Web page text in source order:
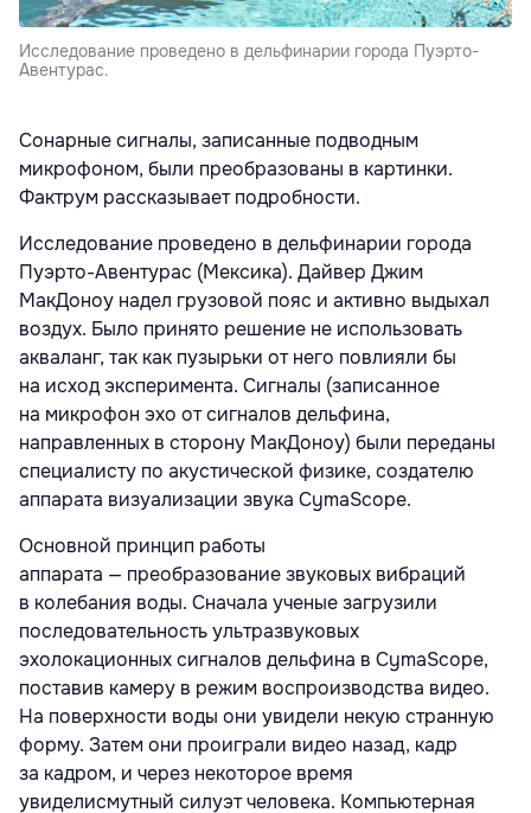
Исследование проведено в дельфинарии города Пуэрто-
Авентурас.
Сонарные сигналы, записанные подводным
микрофоном, были преобразованы в картинки.
Фактрум рассказывает подробности.
Исследование проведено в дельфинарии города
Пуэрто-Авентурас (Мексика). Дайвер Джим
МакДоноу надел грузовой пояс и активно выдыхал
воздух. Было принято решение не использовать
акваланг, так как пузырьки от него повлияли бы
на исход эксперимента. Сигналы (записанное
на микрофон эхо от сигналов дельфина,
направленных в сторону МакДоноу) были переданы
специалисту по акустической физике, создателю
аппарата визуализации звука CymaScope.
Основной принцип работы
аппарата — преобразование звуковых вибраций
в колебания воды. Сначала ученые загрузили
последовательность ультразвуковых
эхолокационных сигналов дельфина в CymaScope,
поставив камеру в режим воспроизводства видео.
На поверхности воды они увидели некую странную
форму. Затем они проиграли видео назад, кадр
за кадром, и через некоторое время
увиделисмутный силуэт человека. Компьютерная